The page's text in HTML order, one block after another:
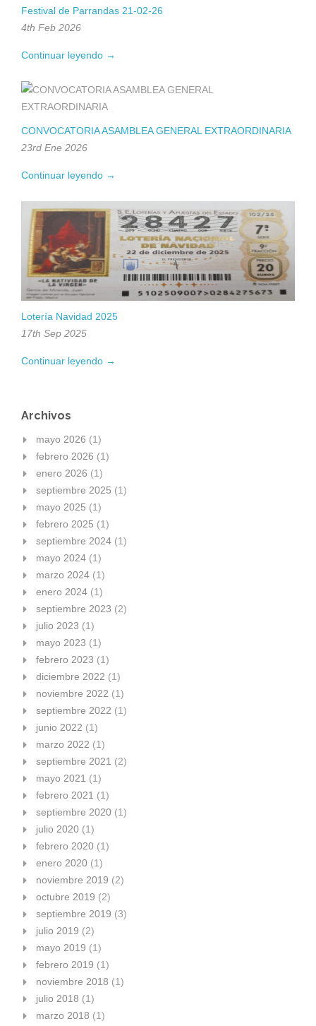
Festival de Parrandas 21-02-26
4th Feb 2026
Continuar leyendo →
CONVOCATORIA ASAMBLEA GENERAL EXTRAORDINARIA
23rd Ene 2026
Continuar leyendo →
Lotería Navidad 2025
17th Sep 2025
Continuar leyendo →
Archivos
mayo 2026 (1)
febrero 2026 (1)
enero 2026 (1)
septiembre 2025 (1)
mayo 2025 (1)
febrero 2025 (1)
septiembre 2024 (1)
mayo 2024 (1)
marzo 2024 (1)
enero 2024 (1)
septiembre 2023 (2)
julio 2023 (1)
mayo 2023 (1)
febrero 2023 (1)
diciembre 2022 (1)
noviembre 2022 (1)
septiembre 2022 (1)
junio 2022 (1)
marzo 2022 (1)
septiembre 2021 (2)
mayo 2021 (1)
febrero 2021 (1)
septiembre 2020 (1)
julio 2020 (1)
febrero 2020 (1)
enero 2020 (1)
noviembre 2019 (2)
octubre 2019 (2)
septiembre 2019 (3)
julio 2019 (2)
mayo 2019 (1)
febrero 2019 (1)
noviembre 2018 (1)
julio 2018 (1)
marzo 2018 (1)